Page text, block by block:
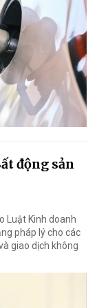
động sản
Luật Kinh doanh
pháp lý cho các
giao dịch không